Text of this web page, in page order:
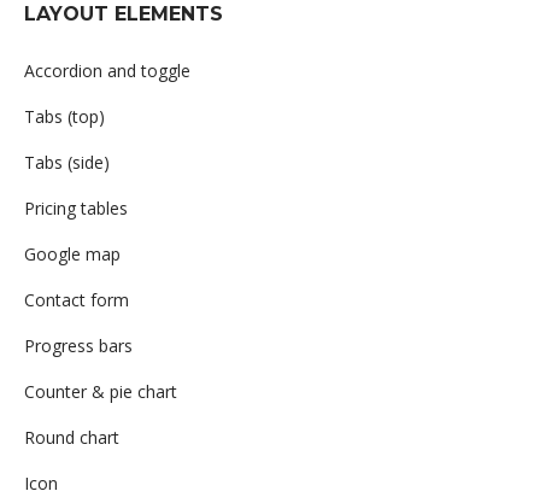
LAYOUT ELEMENTS
Accordion and toggle
Tabs (top)
Tabs (side)
Pricing tables
Google map
Contact form
Progress bars
Counter & pie chart
Round chart
Icon